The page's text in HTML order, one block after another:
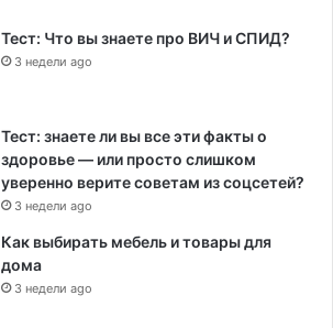
Тест: Что вы знаете про ВИЧ и СПИД?
3 недели ago
Тест: знаете ли вы все эти факты о
здоровье — или просто слишком
уверенно верите советам из соцсетей?
3 недели ago
Как выбирать мебель и товары для
дома
3 недели ago